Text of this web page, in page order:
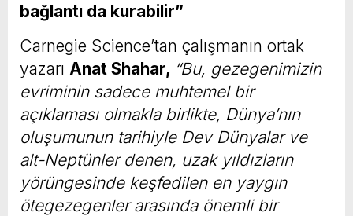
bağlantı da kurabilir”
Carnegie Science’tan çalışmanın ortak
yazarı Anat Shahar, “Bu, gezegenimizin
evriminin sadece muhtemel bir
açıklaması olmakla birlikte, Dünya’nın
oluşumunun tarihiyle Dev Dünyalar ve
alt-Neptünler denen, uzak yıldızların
yörüngesinde keşfedilen en yaygın
ötegezegenler arasında önemli bir